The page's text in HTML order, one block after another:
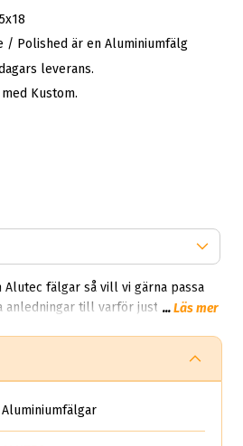
/ Polished är en Aluminiumfälg
leverans.
Kustom.
fälgar så vill vi gärna passa
anledningar till varför just du ska
fälgar de tillverkar. Alutec
snabbt ett populärt varumärke
bilförare. Likt alla andra bolag i
...Läs mer
Aluminiumfälgar